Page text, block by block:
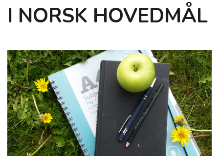
I NORSK HOVEDMÅL